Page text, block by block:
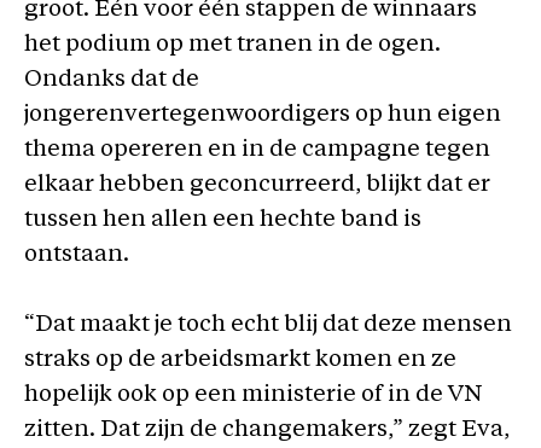
groot. Eén voor één stappen de winnaars
het podium op met tranen in de ogen.
Ondanks dat de
jongerenvertegenwoordigers op hun eigen
thema opereren en in de campagne tegen
elkaar hebben geconcurreerd, blijkt dat er
tussen hen allen een hechte band is
ontstaan.
“Dat maakt je toch echt blij dat deze mensen
straks op de arbeidsmarkt komen en ze
hopelijk ook op een ministerie of in de VN
zitten. Dat zijn de changemakers,” zegt Eva,